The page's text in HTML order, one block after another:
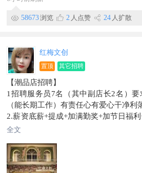
信息有效期到9月22日
58673浏览 2 人点赞 24 人扩散
红梅文创
置顶 其它招聘
【潮品店招聘】
1招聘服务员7名（其中副店长2名）
（能长期工作）有责任心有爱心干净利
2.薪资底薪+提成+加满勤奖+加节日福
厚）4000+
地址珲春春商业街
.电话131****3233
全文